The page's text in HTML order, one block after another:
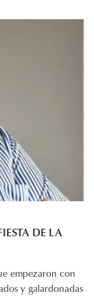
DE LA
empezaron con
y galardonadas